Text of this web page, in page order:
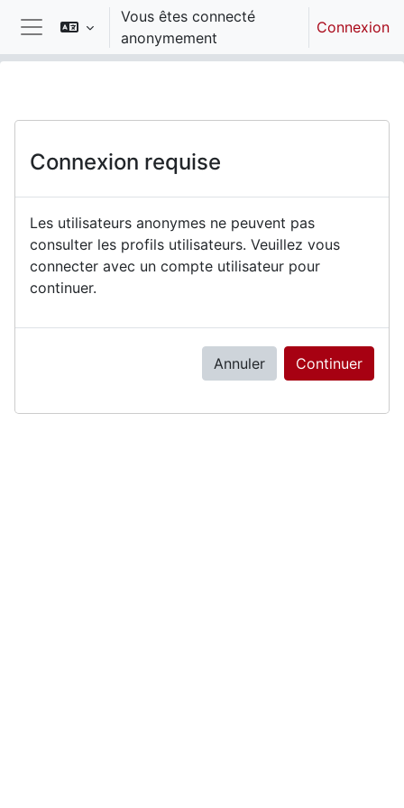
Passer au contenu principal
Panneau latéral
Vous êtes connecté
anonymement
Connexion
Connexion requise
Les utilisateurs anonymes ne peuvent pas
consulter les profils utilisateurs. Veuillez vous
connecter avec un compte utilisateur pour
continuer.
Annuler Continuer